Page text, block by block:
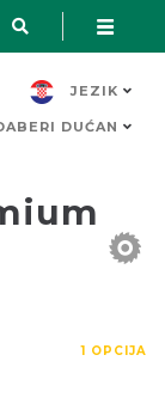
JEZIK
DUĆAN
1 OPCIJA